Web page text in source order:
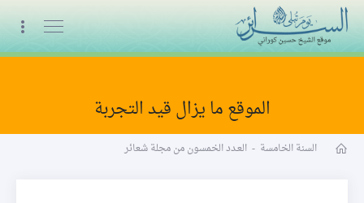
البث المباشر
الموقع ما يزال قيد التجربة
السنة الخامسة - العـدد الخمسون من مجلة شعائر